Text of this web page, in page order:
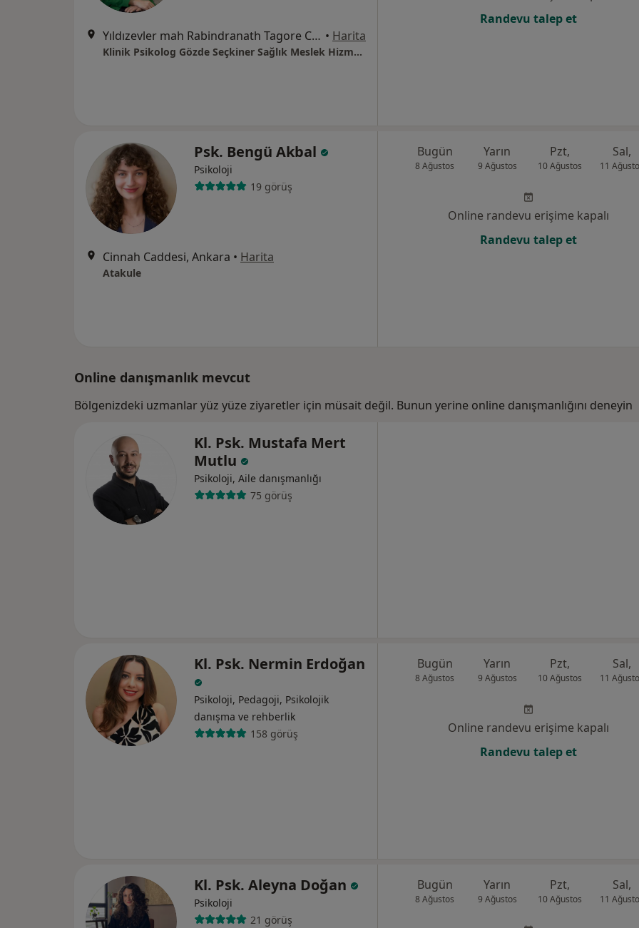
Yıldızevler mah Rabindranath Tagore Cad 711.Sk No:1/7, Çankaya • Harita
Klinik Psikolog Gözde Seçkiner Sağlık Meslek Hizmet Birimi
Randevu talep et
Psk. Bengü Akbal
Psikoloji
19 görüş
Cinnah Caddesi, Ankara • Harita
Atakule
Bugün
8 Ağustos
Yarın
9 Ağustos
Pzt,
10 Ağustos
Sal,
11
Online randevu erişime kapalı
Randevu talep et
Online danışmanlık mevcut
Bölgenizdeki uzmanlar yüz yüze ziyaretler için müsait değil. Bunun yerine online danışmanlığını deneyin
Kl. Psk. Mustafa Mert
Mutlu
Psikoloji, Aile danışmanlığı
75 görüş
Kl. Psk. Nermin Erdoğan
Psikoloji, Pedagoji, Psikolojik
danışma ve rehberlik
158 görüş
Bugün
8 Ağustos
Yarın
9 Ağustos
Pzt,
10 Ağustos
Sal,
11
Online randevu erişime kapalı
Randevu talep et
Kl. Psk. Aleyna Doğan
Psikoloji
21 görüş
Bugün
8 Ağustos
Yarın
9 Ağustos
Pzt,
10 Ağustos
Sal,
11